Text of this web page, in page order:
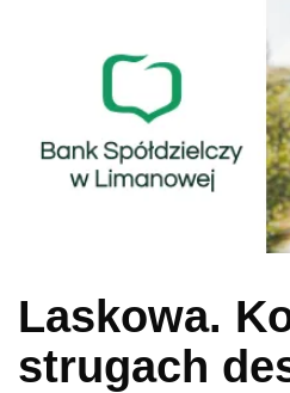
Laskowa.
strugach